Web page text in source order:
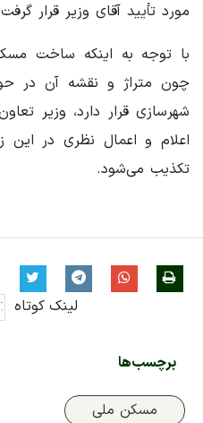
مورد تأیید آقای وزیر قرار
با توجه به اینکه ساخت
چون متراژ و نقشه آن در
شهرسازی قرار دارد، وزیر
اعلام و اعمال نظری در این
تکذیب می‌شود.
لینک کوتاه
برچسب‌ها
مسکن ملی